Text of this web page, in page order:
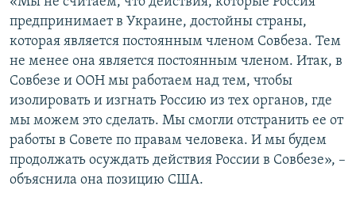
предпринимает в Украине, достойны страны,
которая является постоянным членом Совбеза. Тем
не менее она является постоянным членом. Итак, в
Совбезе и ООН мы работаем над тем, чтобы
изолировать и изгнать Россию из тех органов, где
мы можем это сделать. Мы смогли отстранить ее от
работы в Совете по правам человека. И мы будем
продолжать осуждать действия России в Совбезе», –
объяснила она позицию США.